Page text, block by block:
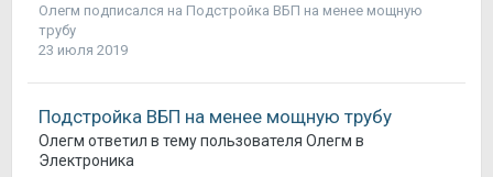
Олегм подписался на Подстройка ВБП на менее мощную
трубу
23 июля 2019
Подстройка ВБП на менее мощную трубу
Олегм ответил в тему пользователя Олегм в
Электроника